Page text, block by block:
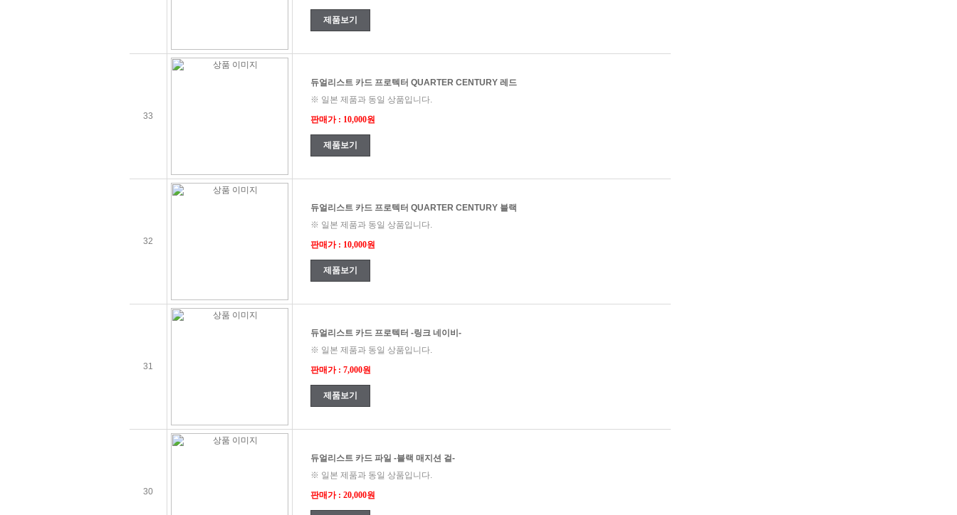
제품보기
33
듀얼리스트 카드 프로텍터 QUARTER CENTURY 레드
※ 일본 제품과 동일 상품입니다.
판매가 : 10,000원
제품보기
32
듀얼리스트 카드 프로텍터 QUARTER CENTURY 블랙
※ 일본 제품과 동일 상품입니다.
판매가 : 10,000원
제품보기
31
듀얼리스트 카드 프로텍터 -링크 네이비-
※ 일본 제품과 동일 상품입니다.
판매가 : 7,000원
제품보기
30
듀얼리스트 카드 파일 -블랙 매지션 걸-
※ 일본 제품과 동일 상품입니다.
판매가 : 20,000원